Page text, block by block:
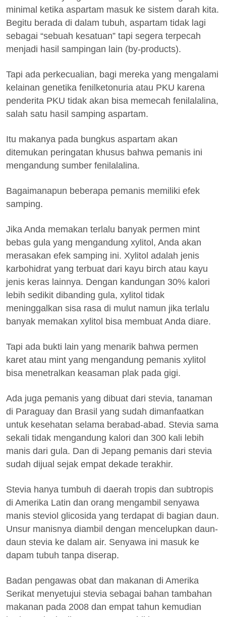
minimal ketika aspartam masuk ke sistem darah kita.
Begitu berada di dalam tubuh, aspartam tidak lagi
sebagai “sebuah kesatuan” tapi segera terpecah
menjadi hasil sampingan lain (by-products).
Tapi ada perkecualian, bagi mereka yang mengalami
kelainan genetika fenilketonuria atau PKU karena
penderita PKU tidak akan bisa memecah fenilalalina,
salah satu hasil samping aspartam.
Itu makanya pada bungkus aspartam akan
ditemukan peringatan khusus bahwa pemanis ini
mengandung sumber fenilalalina.
Bagaimanapun beberapa pemanis memiliki efek
samping.
Jika Anda memakan terlalu banyak permen mint
bebas gula yang mengandung xylitol, Anda akan
merasakan efek samping ini. Xylitol adalah jenis
karbohidrat yang terbuat dari kayu birch atau kayu
jenis keras lainnya. Dengan kandungan 30% kalori
lebih sedikit dibanding gula, xylitol tidak
meninggalkan sisa rasa di mulut namun jika terlalu
banyak memakan xylitol bisa membuat Anda diare.
Tapi ada bukti lain yang menarik bahwa permen
karet atau mint yang mengandung pemanis xylitol
bisa menetralkan keasaman plak pada gigi.
Ada juga pemanis yang dibuat dari stevia, tanaman
di Paraguay dan Brasil yang sudah dimanfaatkan
untuk kesehatan selama berabad-abad. Stevia sama
sekali tidak mengandung kalori dan 300 kali lebih
manis dari gula. Dan di Jepang pemanis dari stevia
sudah dijual sejak empat dekade terakhir.
Stevia hanya tumbuh di daerah tropis dan subtropis
di Amerika Latin dan orang mengambil senyawa
manis steviol glicosida yang terdapat di bagian daun.
Unsur manisnya diambil dengan mencelupkan daun-
daun stevia ke dalam air. Senyawa ini masuk ke
dapam tubuh tanpa diserap.
Badan pengawas obat dan makanan di Amerika
Serikat menyetujui stevia sebagai bahan tambahan
makanan pada 2008 dan empat tahun kemudian